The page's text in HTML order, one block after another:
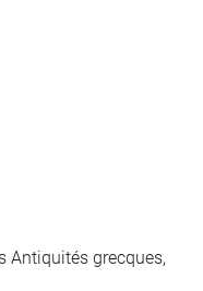
Antiquités grecques,